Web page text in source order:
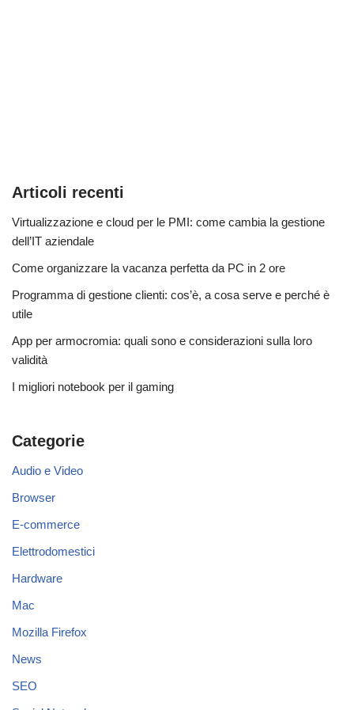
Articoli recenti
Virtualizzazione e cloud per le PMI: come cambia la gestione
dell’IT aziendale
Come organizzare la vacanza perfetta da PC in 2 ore
Programma di gestione clienti: cos’è, a cosa serve e perché è
utile
App per armocromia: quali sono e considerazioni sulla loro
validità
I migliori notebook per il gaming
Categorie
Audio e Video
Browser
E-commerce
Elettrodomestici
Hardware
Mac
Mozilla Firefox
News
SEO